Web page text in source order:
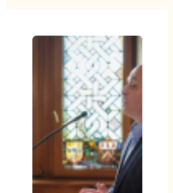
historiques,
spécialiste reconnu
des orgues d’Alsace,
de Lorraine et de
Paris. Auteur de
nombreux
inventaires et
ouvrages de
référence, il a suivi
comme maître